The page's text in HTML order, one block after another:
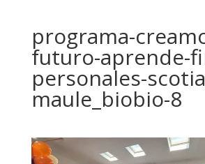
programa-
futuro-aprende-
personales-
maule_biobio-8